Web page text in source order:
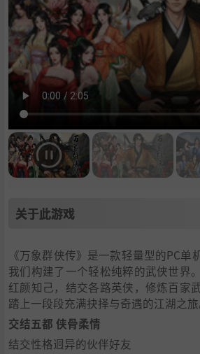
关于此游戏
《万象群侠传》是一款轻量型的PC单
我们构建了一个轻松纯粹的武侠世界
红颜知己，结交各路英侠，修炼百家
踏上一段段充满抉择与奇遇的江湖之旅
交结五都 侠骨柔情
结交性格迥异的伙伴好友